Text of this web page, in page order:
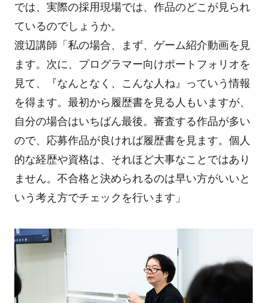
では、実際の採用現場では、作品のどこが見られ
ているのでしょうか。
渡辺講師「私の場合、まず、ゲーム紹介動画を見
ます。次に、プログラマー向けポートフォリオを
見て、『なんとなく、こんな人ね』っていう情報
を得ます。最初から履歴書を見る人もいますが、
自分の場合はいちばん最後。審査する作品が多い
ので、応募作品が良ければ履歴書を見ます。個人
的な経歴や資格は、それほど大事なことではあり
ません。不合格と決められるのは早い方がいいと
いう考え方でチェックを行います」